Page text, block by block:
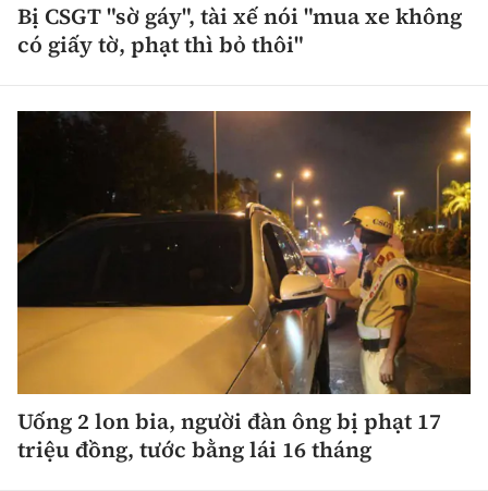
Bị CSGT "sờ gáy", tài xế nói "mua xe không
có giấy tờ, phạt thì bỏ thôi"
Uống 2 lon bia, người đàn ông bị phạt 17
triệu đồng, tước bằng lái 16 tháng